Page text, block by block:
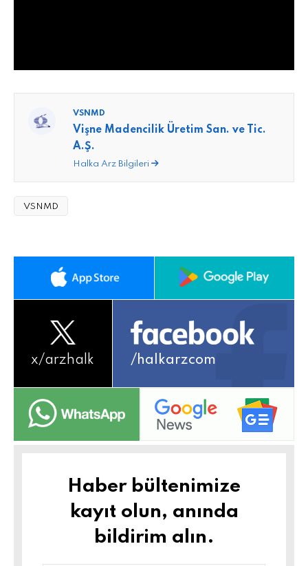
VSNMD
Vişne Madencilik Üretim San. ve Tic.
A.Ş.
Halka Arz Bilgileri
VSNMD
x/arzhalk /halkarzcom
Haber bültenimize
kayıt olun, anında
bildirim alın.